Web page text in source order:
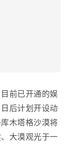
前已开通的娱
后计划开设动
木塔格沙漠将
大漠观光于一